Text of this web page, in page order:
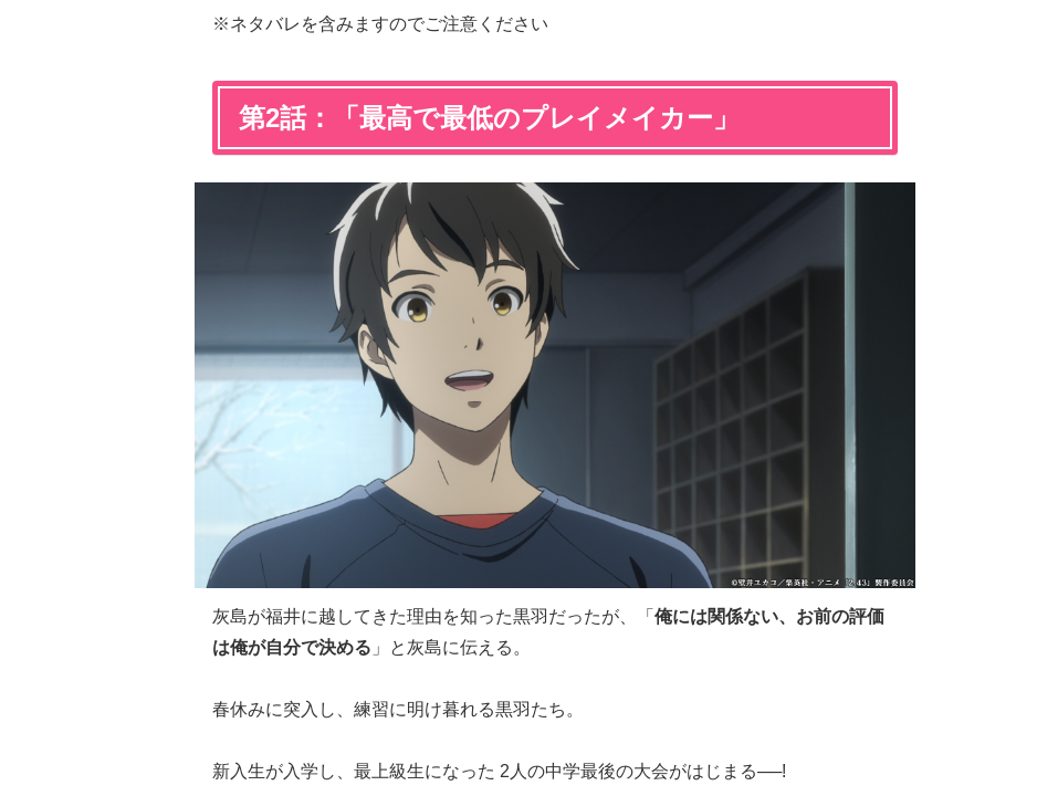
※ネタバレを含みますのでご注意ください
第2話：「最高で最低のプレイメイカー」
灰島が福井に越してきた理由を知った黒羽だったが、「 俺には関係ない、お前の評価
は俺が自分で決める 」と灰島に伝える。
春休みに突入し、練習に明け暮れる黒羽たち。
新入生が入学し、最上級生になった 2人の中学最後の大会がはじまる──!